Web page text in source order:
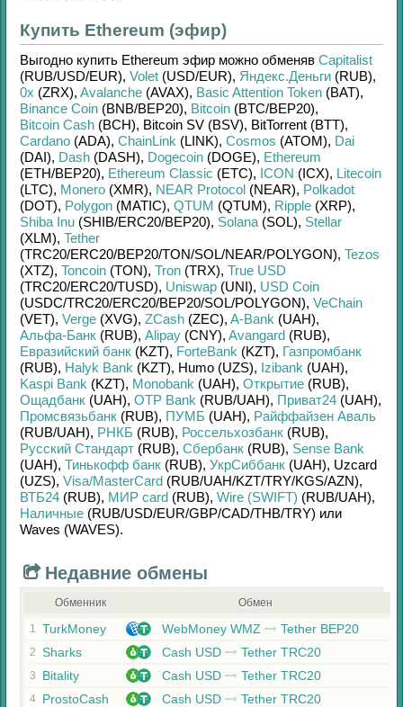
Купить Ethereum (эфир)
Выгодно купить Ethereum эфир можно обменяв Capitalist
(RUB/USD/EUR), Volet (USD/EUR), Яндекс.Деньги (RUB),
0x (ZRX), Avalanche (AVAX), Basic Attention Token (BAT),
Binance Coin (BNB/BEP20), Bitcoin (BTC/BEP20),
Bitcoin Cash (BCH), Bitcoin SV (BSV), BitTorrent (BTT),
Cardano (ADA), ChainLink (LINK), Cosmos (ATOM), Dai
(DAI), Dash (DASH), Dogecoin (DOGE), Ethereum
(ETH/BEP20), Ethereum Classic (ETC), ICON (ICX), Litecoin
(LTC), Monero (XMR), NEAR Protocol (NEAR), Polkadot
(DOT), Polygon (MATIC), QTUM (QTUM), Ripple (XRP),
Shiba Inu (SHIB/ERC20/BEP20), Solana (SOL), Stellar
(XLM), Tether
(TRC20/ERC20/BEP20/TON/SOL/NEAR/POLYGON), Tezos
(XTZ), Toncoin (TON), Tron (TRX), True USD
(TRC20/ERC20/TUSD), Uniswap (UNI), USD Coin
(USDC/TRC20/ERC20/BEP20/SOL/POLYGON), VeChain
(VET), Verge (XVG), ZCash (ZEC), A-Bank (UAH),
Альфа-Банк (RUB), Alipay (CNY), Avangard (RUB),
Евразийский банк (KZT), ForteBank (KZT), Газпромбанк
(RUB), Halyk Bank (KZT), Humo (UZS), Izibank (UAH),
Kaspi Bank (KZT), Monobank (UAH), Открытие (RUB),
Ощадбанк (UAH), OTP Bank (RUB/UAH), Приват24 (UAH),
Промсвязьбанк (RUB), ПУМБ (UAH), Райффайзен Аваль
(RUB/UAH), РНКБ (RUB), Россельхозбанк (RUB),
Русский Стандарт (RUB), Сбербанк (RUB), Sense Bank
(UAH), Тинькофф банк (RUB), УкрСиббанк (UAH), Uzcard
(UZS), Visa/MasterCard (RUB/UAH/KZT/TRY/KGS/AZN),
ВТБ24 (RUB), МИР card (RUB), Wire (SWIFT) (RUB/UAH),
Наличные (RUB/USD/EUR/GBP/CAD/THB/TRY) или
Waves (WAVES).
Недавние обмены
Обменник Обмен
1 TurkMoney WebMoney WMZ Tether BEP20
2 Sharks Cash USD Tether TRC20
3 Bitality Cash USD Tether TRC20
4 ProstoCash Cash USD Tether TRC20